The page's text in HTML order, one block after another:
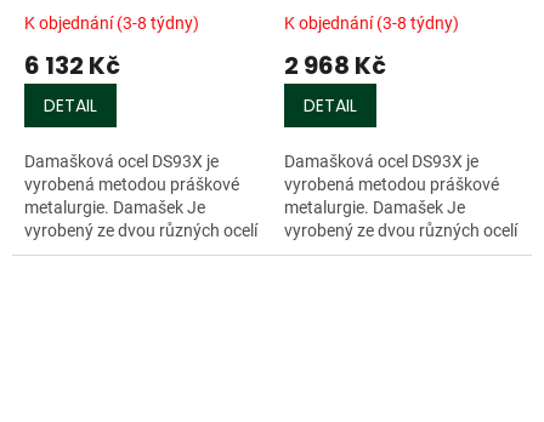
K objednání (3-8 týdny)
6 132 Kč
DETAIL
Damašková ocel DS93X je
vyrobená metodou práškové
metalurgie. Damašek Je
vyrobený ze dvou různých ocelí
o různých třídách
K objednání (3-8 týdny)
2 968 Kč
DETAIL
Damašková ocel DS93X je
vyrobená metodou práškové
metalurgie. Damašek Je
vyrobený ze dvou různých ocelí
o různých třídách